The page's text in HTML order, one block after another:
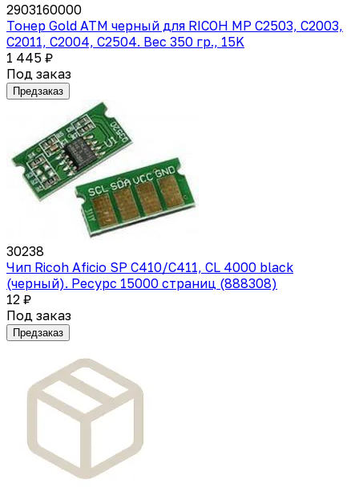
2903160000
Тонер Gold ATM черный для RICOH MP C2503, C2003,
C2011, C2004, C2504. Вес 350 гр., 15K
1 445 ₽
Под заказ
Предзаказ
30238
Чип Ricoh Aficio SP C410/C411, CL 4000 black
(черный). Ресурс 15000 страниц (888308)
12 ₽
Под заказ
Предзаказ